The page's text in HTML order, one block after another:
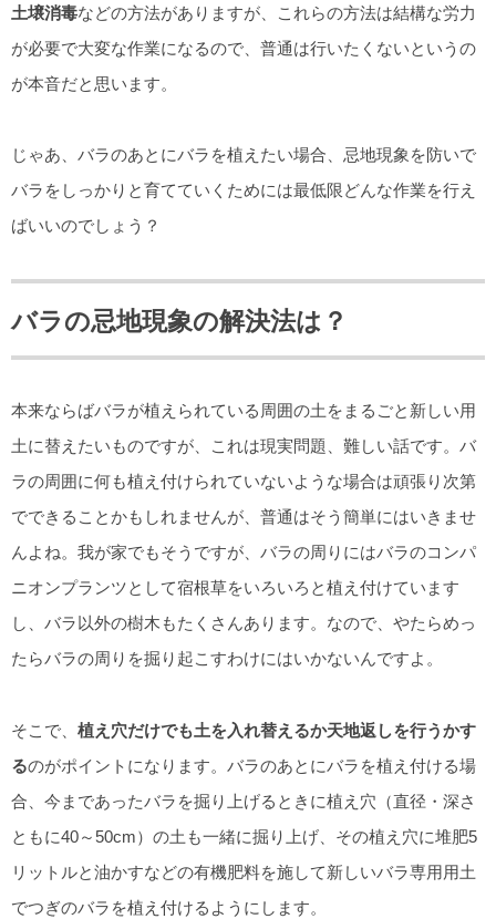
土壌消毒などの方法がありますが、これらの方法は結構な労力
が必要で大変な作業になるので、普通は行いたくないというの
が本音だと思います。
じゃあ、バラのあとにバラを植えたい場合、忌地現象を防いで
バラをしっかりと育てていくためには最低限どんな作業を行え
ばいいのでしょう？
バラの忌地現象の解決法は？
本来ならばバラが植えられている周囲の土をまるごと新しい用
土に替えたいものですが、これは現実問題、難しい話です。バ
ラの周囲に何も植え付けられていないような場合は頑張り次第
でできることかもしれませんが、普通はそう簡単にはいきませ
んよね。我が家でもそうですが、バラの周りにはバラのコンパ
ニオンプランツとして宿根草をいろいろと植え付けています
し、バラ以外の樹木もたくさんあります。なので、やたらめっ
たらバラの周りを掘り起こすわけにはいかないんですよ。
そこで、 植え穴だけでも土を入れ替えるか天地返しを行うかす
るのがポイントになります。バラのあとにバラを植え付ける場
合、今まであったバラを掘り上げるときに植え穴（直径・深さ
ともに40～50cm）の土も一緒に掘り上げ、その植え穴に堆肥5
リットルと油かすなどの有機肥料を施して新しいバラ専用用土
でつぎのバラを植え付けるようにします。